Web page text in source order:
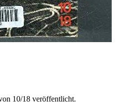
10/18 veröffentlicht.